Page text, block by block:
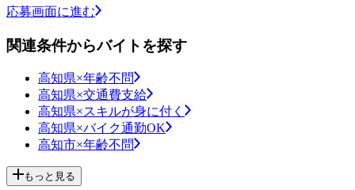
応募画面に進む
関連条件からバイトを探す
高知県×年齢不問
高知県×交通費支給
高知県×スキルが身に付く
高知県×バイク通勤OK
高知市×年齢不問
もっと見る